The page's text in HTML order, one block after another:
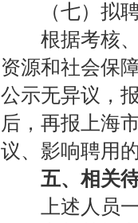
（七）拟聘
根据考核、
资源和社会保
公示无异议，
后，再报上海
议、影响聘用
五、相关待
上述人员一